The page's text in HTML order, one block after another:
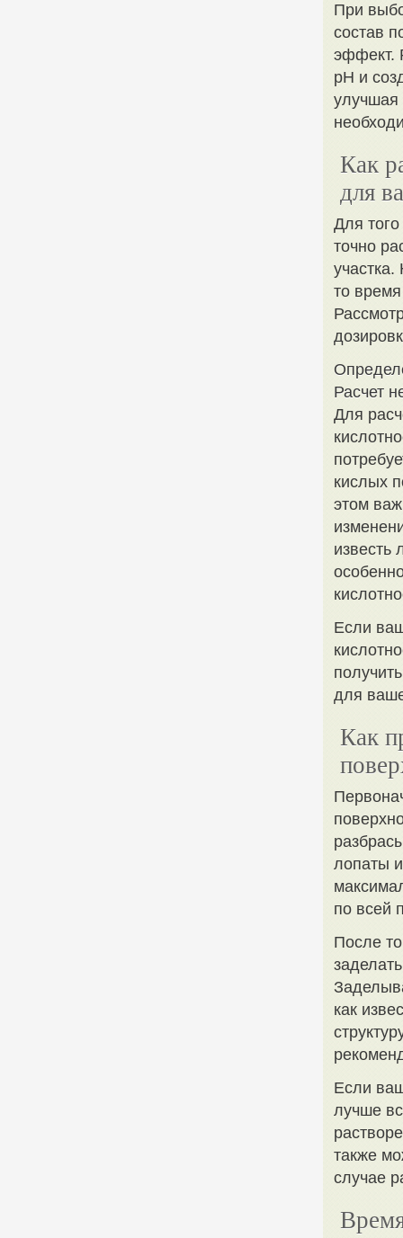
При
состав
эффект.
pH и
улучшая
Как
для
Для
точно
участка.
то
Расчет
Для
кислых
этом
известь
Если
для
Как
лопаты
по всей
После
как
Если
лучше
также
случае